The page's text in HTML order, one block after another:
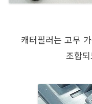
캐터필러는 고무
조합